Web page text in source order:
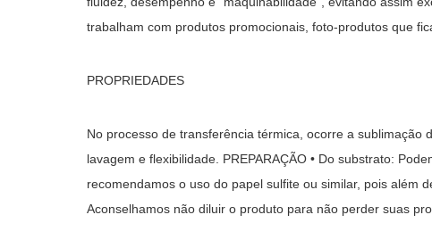
trabalham com produtos promocionais, foto-produtos que
PROPRIEDADES
No processo de transferência térmica, ocorre a
lavagem e flexibilidade. PREPARAÇÃO • Do substrato:
recomendamos o uso do papel sulfite ou similar, pois além
Aconselhamos não diluir o produto para não perder suas